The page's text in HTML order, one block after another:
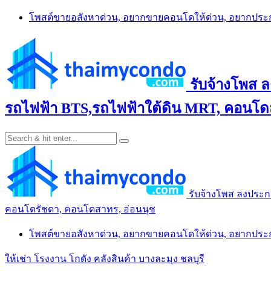
Skip
โพสต์ขายอสังหาด่วน, อยากขายคอนโดให้ด่วน, อยากปร
รับจ้างโพส
รถไฟฟ้า BTS,รถไฟฟ้าใต้ดิน MRT, คอน
รับจ้างโพส ลงประ
คอนโดรัชดา, คอนโดสาทร, อ่อนนุช
โพสต์ขายอสังหาด่วน, อยากขายคอนโดให้ด่วน, อยากปร
ให้เช่า โรงงาน โกดัง คลังสินค้า บางละมุง ชลบุรี